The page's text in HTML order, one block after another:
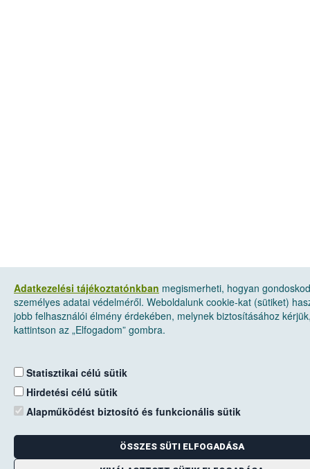
Adatkezelési tájékoztatónkban megismerheti, hogyan
személyes adatai védelméről. Weboldalunk cookie-kat (sütiket)
jobb felhasználói élmény érdekében, melynek biztosításához
kattintson az „Elfogadom” gombra.
Statisztikai célú sütik
Hirdetési célú sütik
Alapműködést biztosító és funkcionális sütik
ÖSSZES SÜTI ELFOGADÁSA